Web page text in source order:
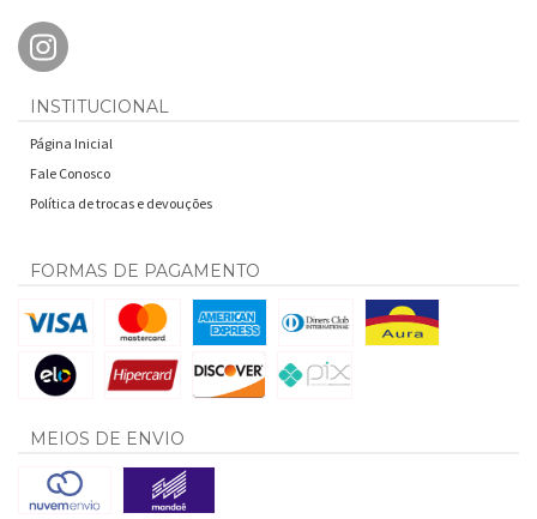
INSTITUCIONAL
Página Inicial
Fale Conosco
Política de trocas e devouções
FORMAS DE PAGAMENTO
MEIOS DE ENVIO